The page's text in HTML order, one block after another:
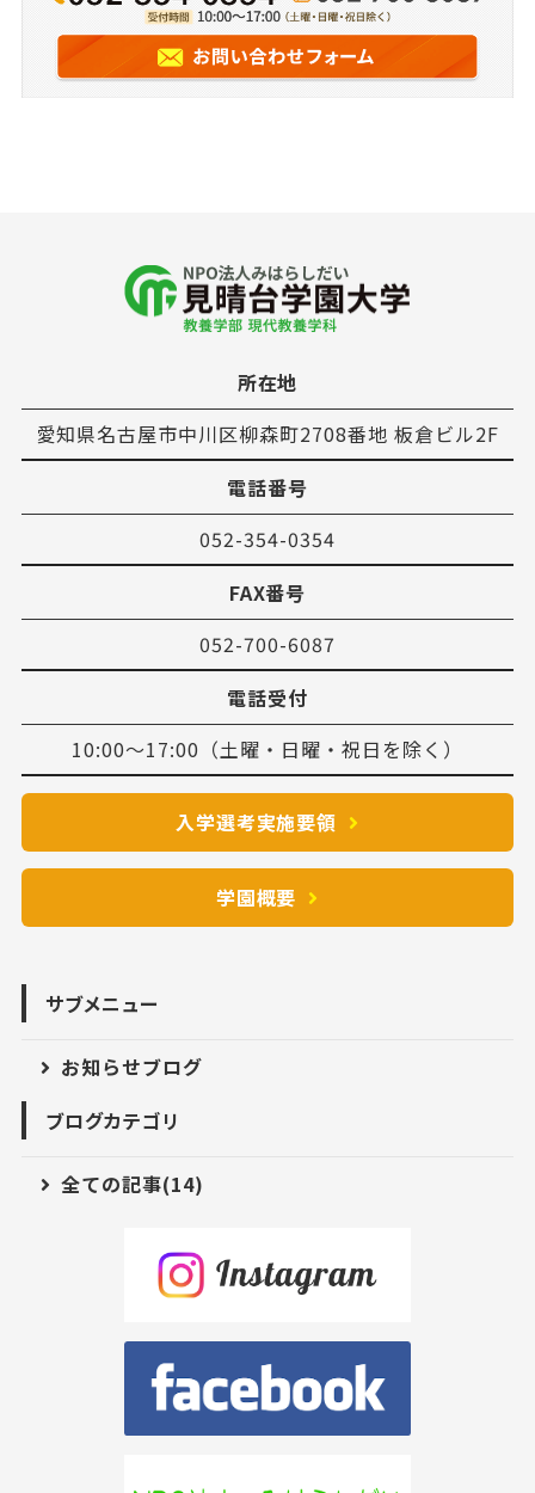
所在地
愛知県名古屋市中川区柳森町2708番地 板倉ビル2F
電話番号
052-354-0354
FAX番号
052-700-6087
電話受付
10:00～17:00（土曜・日曜・祝日を除く）
入学選考実施要領
学園概要
サブメニュー
お知らせブログ
ブログカテゴリ
全ての記事(14)